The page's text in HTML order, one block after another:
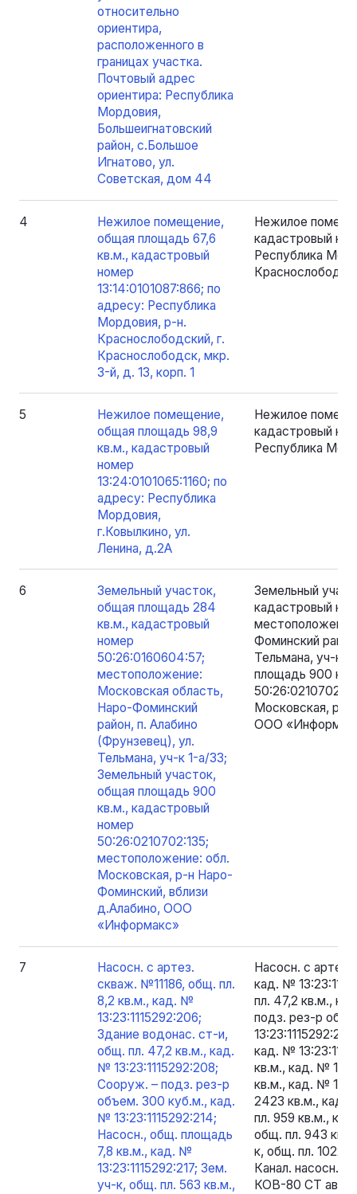
относительно
ориентира,
расположенного в
границах участка.
Почтовый адрес
ориентира: Республика
Мордовия,
Большеигнатовский
район, с.Большое
Игнатово, ул.
Советская, дом 44
4
Нежилое помещение,
общая площадь 67,6
кв.м., кадастровый
номер
13:14:0101087:866; по
адресу: Республика
Мордовия, р-н.
Краснослободский, г.
Краснослободск, мкр.
3-й, д. 13, корп. 1
Нежилое
кадастровый
Республика
5
Нежилое помещение,
общая площадь 98,9
кв.м., кадастровый
номер
13:24:0101065:1160; по
адресу: Республика
Мордовия,
г.Ковылкино, ул.
Ленина, д.2А
Нежилое
кадастровый
Республика
6
Земельный участок,
общая площадь 284
кв.м., кадастровый
номер
50:26:0160604:57;
местоположение:
Московская область,
Наро-Фоминский
район, п. Алабино
(Фрунзевец), ул.
Тельмана, уч-к 1-а/33;
Земельный участок,
общая площадь 900
кв.м., кадастровый
номер
50:26:0210702:135;
местоположение: обл.
Московская, р-н Наро-
Фоминский, вблизи
д.Алабино, ООО
«Информакс»
Земельный
кадастровый
Фоминский
Тельмана, уч-к
площадь 900
Московская, р-н
ООО
7
Насосн. с артез.
скваж. №11186, общ. пл.
8,2 кв.м., кад. №
13:23:1115292:206;
Здание водонас. ст-и,
общ. пл. 47,2 кв.м., кад.
№ 13:23:1115292:208;
Сооруж. – подз. рез-р
объем. 300 куб.м., кад.
№ 13:23:1115292:214;
Насосн., общ. площадь
7,8 кв.м., кад. №
13:23:1115292:217; Зем.
уч-к, общ. пл. 563 кв.м.,
Насосн. с
кад. №
пл. 47,2 кв.м.,
подз. рез-р
кад. №
кв.м., кад. №
кв.м., кад. №
2423 кв.м., кад.
пл. 959 кв.м.,
общ. пл. 943
к, общ. пл. 1022
Канал. насосн.
КОВ-80 СТ